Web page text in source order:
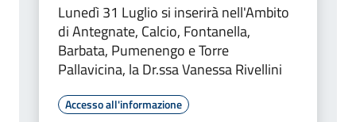
Lunedì 31 Luglio si inserirà nell'Ambito
di Antegnate, Calcio, Fontanella,
Barbata, Pumenengo e Torre
Pallavicina, la Dr.ssa Vanessa Rivellini
Accesso all'informazione